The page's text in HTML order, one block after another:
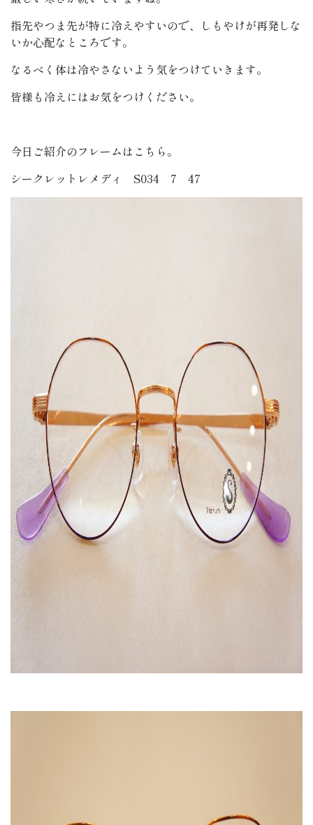
指先やつま先が特に冷えやすいので、しもやけが再発しな
いか心配なところです。
なるべく体は冷やさないよう気をつけていきます。
皆様も冷えにはお気をつけください。
今日ご紹介のフレームはこちら。
シークレットレメディ S034 7 47